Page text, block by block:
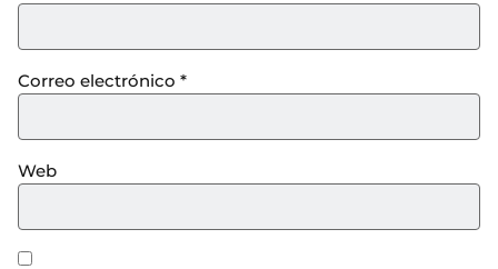
Correo electrónico *
Web